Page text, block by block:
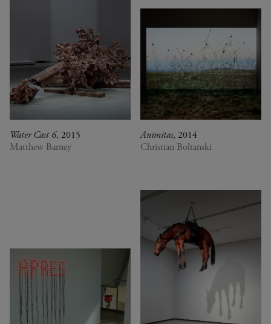
Water Cast 6, 2015
Matthew Barney
Animitas, 2014
Christian Boltanski